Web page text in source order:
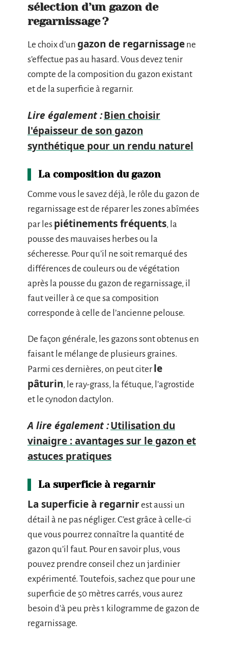
sélection d’un gazon de
regarnissage ?
Le choix d’un gazon de regarnissage ne
s’effectue pas au hasard. Vous devez tenir
compte de la composition du gazon existant
et de la superficie à regarnir.
Lire également :Bien choisir
l'épaisseur de son gazon
synthétique pour un rendu naturel
La composition du gazon
Comme vous le savez déjà, le rôle du gazon de
regarnissage est de réparer les zones abîmées
par les piétinements fréquents, la
pousse des mauvaises herbes ou la
sécheresse. Pour qu’il ne soit remarqué des
différences de couleurs ou de végétation
après la pousse du gazon de regarnissage, il
faut veiller à ce que sa composition
corresponde à celle de l’ancienne pelouse.
De façon générale, les gazons sont obtenus en
faisant le mélange de plusieurs graines.
Parmi ces dernières, on peut citer le
pâturin, le ray-grass, la fétuque, l’agrostide
et le cynodon dactylon.
A lire également :Utilisation du
vinaigre : avantages sur le gazon et
astuces pratiques
La superficie à regarnir
La superficie à regarnirest aussi un
détail à ne pas négliger. C’est grâce à celle-ci
que vous pourrez connaître la quantité de
gazon qu’il faut. Pour en savoir plus, vous
pouvez prendre conseil chez un jardinier
expérimenté. Toutefois, sachez que pour une
superficie de 50 mètres carrés, vous aurez
besoin d’à peu près 1 kilogramme de gazon de
regarnissage.